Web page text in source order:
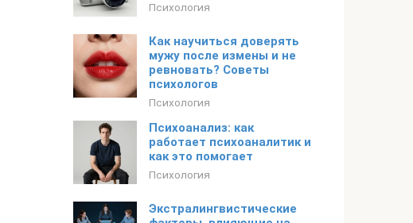
Психология
Как научиться доверять
мужу после измены и не
ревновать? Советы
психологов
Психология
Психоанализ: как
работает психоаналитик и
как это помогает
Психология
Экстралингвистические